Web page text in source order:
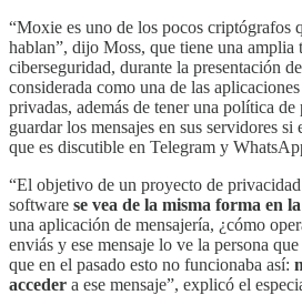
“Moxie es uno de los pocos criptógrafos
hablan”, dijo Moss, que tiene una amplia
ciberseguridad, durante la presentación
considerada como una de las
privadas, además de tener una política
guardar los mensajes en sus servidores
que es discutible en Telegram y
“El objetivo de un proyecto de privacidad
software se vea de la misma forma en
una aplicación de mensajería, ¿cómo
enviás y ese mensaje lo ve la persona
que en el pasado esto no funcionaba así:
acceder a ese mensaje”, explicó el